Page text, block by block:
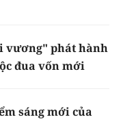
vương" phát hành
đua vốn mới
sáng mới của